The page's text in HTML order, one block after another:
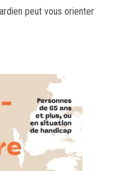
peut vous orienter